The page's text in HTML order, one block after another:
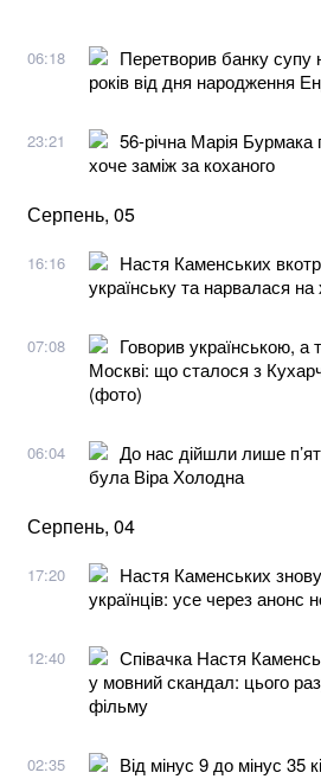
06:18
Перетворив банку супу
років від дня народження
23:21
56-річна Марія
хоче заміж за коханого
Серпень, 05
16:16
Настя Каменських
українську та нарвалася
07:08
Говорив українською, а
Москві: що сталося з
(фото)
06:04
До нас дійшли лише
була Віра Холодна
Серпень, 04
17:20
Настя Каменських
українців: усе через анонс
12:40
Співачка Настя
у мовний скандал: цього
фільму
02:35
Від мінус 9 до мінус 35